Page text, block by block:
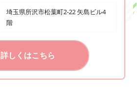
埼玉県所沢市松葉町2-22 矢島ビル4
階
詳しくはこちら